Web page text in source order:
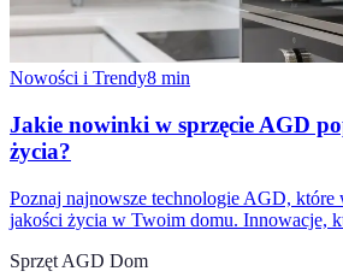
Nowości i Trendy8 min
Jakie nowinki w sprzęcie AGD
życia?
Poznaj najnowsze technologie AGD, które
jakości życia w Twoim domu. Innowacje,
Sprzęt AGD Dom